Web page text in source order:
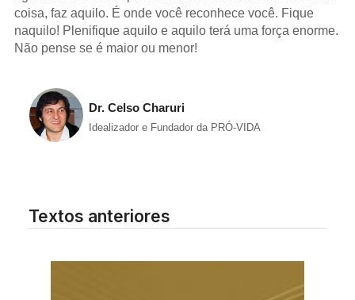
coisa, faz aquilo. É onde você reconhece você. Fique
naquilo! Plenifique aquilo e aquilo terá uma força enorme.
Não pense se é maior ou menor!
Dr. Celso Charuri
Idealizador e Fundador da PRÓ-VIDA
Textos anteriores